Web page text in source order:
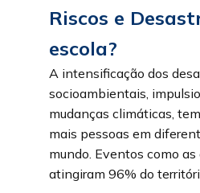
Riscos e
escola?
A intensificação dos
socioambientais,
mudanças climáticas,
mais pessoas em
mundo. Eventos como
atingiram 96% do território